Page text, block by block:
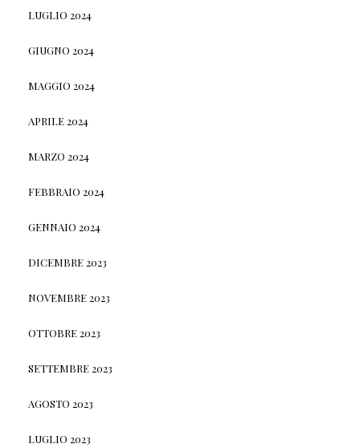
LUGLIO 2024
GIUGNO 2024
MAGGIO 2024
APRILE 2024
MARZO 2024
FEBBRAIO 2024
GENNAIO 2024
DICEMBRE 2023
NOVEMBRE 2023
OTTOBRE 2023
SETTEMBRE 2023
AGOSTO 2023
LUGLIO 2023